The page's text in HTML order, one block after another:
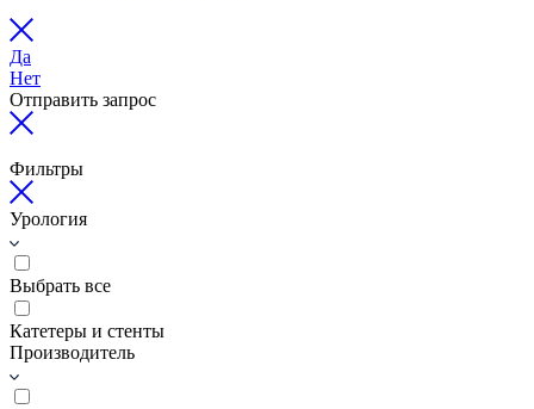
Да
Нет
Отправить запрос
Фильтры
Урология
Выбрать все
Катетеры и стенты
Производитель